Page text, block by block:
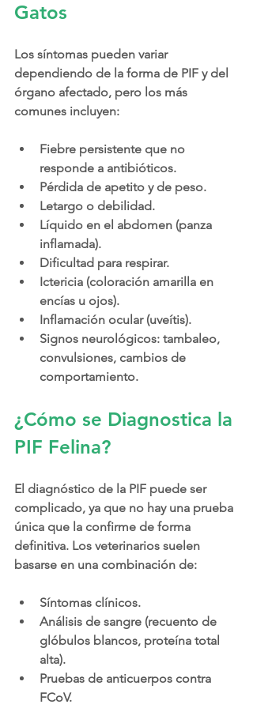
Gatos
Los síntomas pueden variar
dependiendo de la forma de PIF y del
órgano afectado, pero los más
comunes incluyen:
Fiebre persistente que no
responde a antibióticos.
Pérdida de apetito y de peso.
Letargo o debilidad.
Líquido en el abdomen (panza
inflamada).
Dificultad para respirar.
Ictericia (coloración amarilla en
encías u ojos).
Inflamación ocular (uveítis).
Signos neurológicos: tambaleo,
convulsiones, cambios de
comportamiento.
¿Cómo se Diagnostica la
PIF Felina?
El diagnóstico de la PIF puede ser
complicado, ya que no hay una prueba
única que la confirme de forma
definitiva. Los veterinarios suelen
basarse en una combinación de:
Síntomas clínicos.
Análisis de sangre (recuento de
glóbulos blancos, proteína total
alta).
Pruebas de anticuerpos contra
FCoV.